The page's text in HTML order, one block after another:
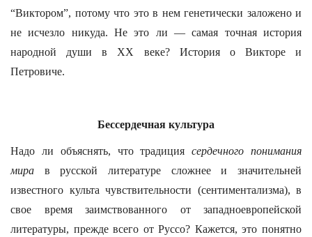
“Виктором”, потому что это в нем генетически заложено и
не исчезло никуда. Не это ли — самая точная история
народной души в ХХ веке? История о Викторе и
Петровиче.
Бессердечная культура
Надо ли объяснять, что традициясердечного понимания
мира в русской литературе сложнее и значительней
известного культа чувствительности (сентиментализма), в
свое время заимствованного от западноевропейской
литературы, прежде всего от Руссо? Кажется, это понятно